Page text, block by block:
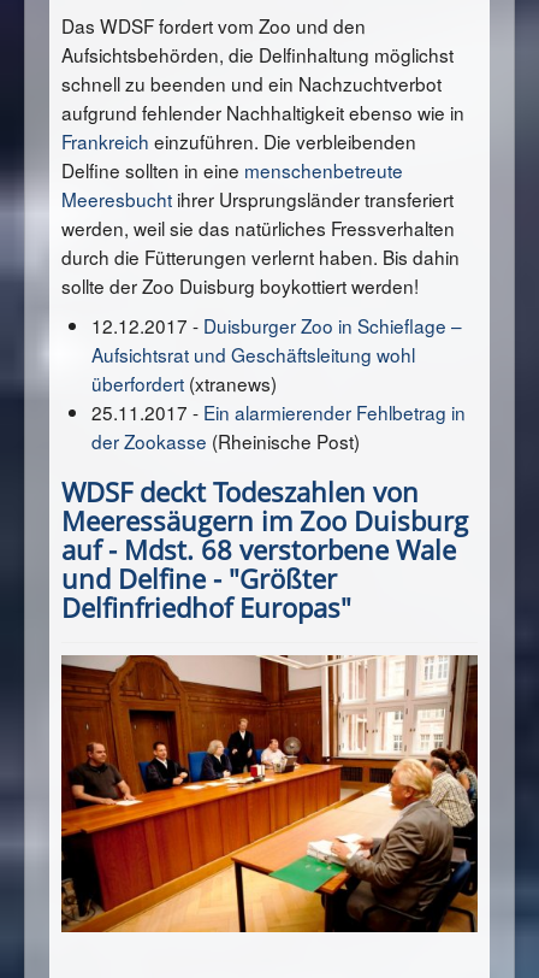
Das WDSF fordert vom Zoo und den
Aufsichtsbehörden, die Delfinhaltung möglichst
schnell zu beenden und ein Nachzuchtverbot
aufgrund fehlender Nachhaltigkeit ebenso wie in
Frankreich einzuführen. Die verbleibenden
Delfine sollten in eine menschenbetreute
Meeresbucht ihrer Ursprungsländer transferiert
werden, weil sie das natürliches Fressverhalten
durch die Fütterungen verlernt haben. Bis dahin
sollte der Zoo Duisburg boykottiert werden!
12.12.2017 - Duisburger Zoo in Schieflage –
Aufsichtsrat und Geschäftsleitung wohl
überfordert (xtranews)
25.11.2017 - Ein alarmierender Fehlbetrag in
der Zookasse (Rheinische Post)
WDSF deckt Todeszahlen von
Meeressäugern im Zoo Duisburg
auf - Mdst. 68 verstorbene Wale
und Delfine - "Größter
Delfinfriedhof Europas"